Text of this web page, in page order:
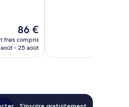
Le
nouveau
prix
86 €
frais compris
- 25 août